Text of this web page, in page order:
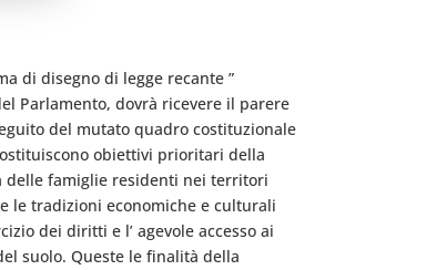
di disegno di legge recante ”
Parlamento, dovrà ricevere il parere
del mutato quadro costituzionale
obiettivi prioritari della
delle famiglie residenti nei territori
le tradizioni economiche e culturali
dei diritti e l’ agevole accesso ai
suolo. Queste le finalità della